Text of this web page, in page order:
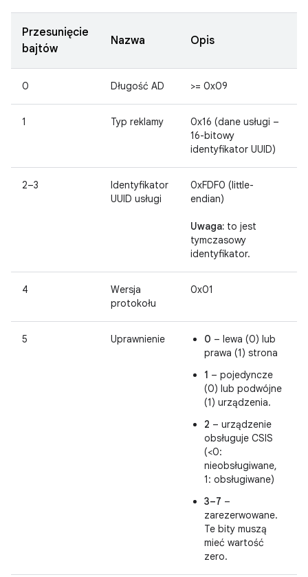
Przesunięcie
bajtów
Nazwa Opis
0 Długość AD >= 0x09
1 Typ reklamy
0x16 (dane usługi –
16-bitowy
identyfikator UUID)
2–3
Identyfikator
UUID usługi
0xFDF0 (little-
endian)
Uwaga: to jest
tymczasowy
identyfikator.
4
Wersja
protokołu
0x01
5 Uprawnienie 0 – lewa (0) lub
prawa (1) strona
1 – pojedyncze
(0) lub podwójne
(1) urządzenia.
2 – urządzenie
obsługuje CSIS
(<0:
nieobsługiwane,
1: obsługiwane)
3–7 –
zarezerwowane.
Te bity muszą
mieć wartość
zero.